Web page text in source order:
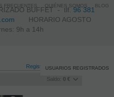
BUFFET -tlf.96 381
HORARIO AGOSTO
9h a 14h
Registro /Iniciar sesión
Saldo: 0 €
USUARIOS REGISTRADOS
FRECUENTES QUIÉNES SOMOS BLOG